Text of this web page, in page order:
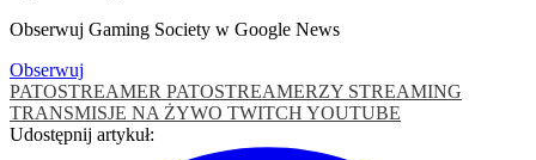
Obserwuj Gaming Society w Google News
Obserwuj
PATOSTREAMER PATOSTREAMERZY STREAMING
TRANSMISJE NA ŻYWO TWITCH YOUTUBE
Udostępnij artykuł: